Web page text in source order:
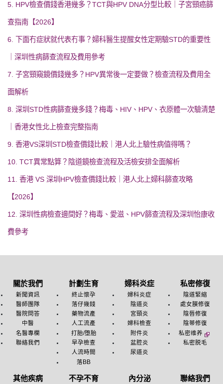
5. HPV檢查價錢香港幾多？TCT與HPV DNA分型比較｜子宮頸癌篩
查指南【2026】
6. 下面冇症狀就代表冇事？婦科醫生提醒女性定期驗STD的重要性
｜深圳性病篩查流程及費用參考
7. 子宮頸窺鏡價錢幾多？HPV異常後一定要做？檢查流程及費用全
面解析
8. 深圳STD性病篩查幾多錢？梅毒、HIV、HPV、衣原體一次驗清楚
｜香港女性北上檢查完整指南
9. 香港VS深圳STD檢查價錢比較｜港人北上驗性病值得嗎？
10. TCT異常點算？陰道鏡檢查流程及活檢安排全面解析
11. 香港 VS 深圳HPV檢查價錢比較｜港人北上婦科篩查攻略
【2026】
12. 深圳性病檢查邊間好？梅毒、愛滋、HPV篩查流程及深圳怡康收
費參考
關於我們
新聞資訊
醫師團隊
醫院問答
中醫
名醫專欄
聯絡我們
計劃生育
終止懷孕
落仔幾錢
藥物流產
人工流產
打胎/堕胎
早孕檢查
人流時間
落BB
婦科炎症
婦科炎症
陰道炎
宮頸炎
婦科檢查
附件炎
盆腔炎
尿道炎
私密修復
陰道緊縮
處女膜修復
陰唇修復
陰蒂修復
私密维养
私密脱毛
其他疾病 不孕不育 內分泌 聯絡我們